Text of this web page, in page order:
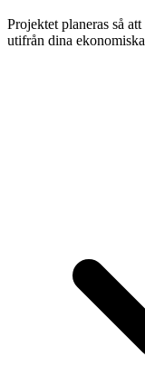
Projektet planeras så
utifrån dina